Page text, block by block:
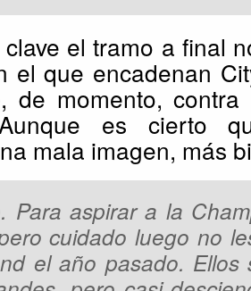
el tramo a final
el que encadenan
de momento, contra
es cierto
mala imagen, más
Para aspirar a la
cuidado luego no
el año pasado. Ellos